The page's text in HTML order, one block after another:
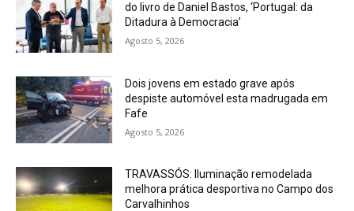
do livro de Daniel Bastos, ‘Portugal: da
Ditadura à Democracia’
Agosto 5, 2026
Dois jovens em estado grave após
despiste automóvel esta madrugada em
Fafe
Agosto 5, 2026
TRAVASSÓS: Iluminação remodelada
melhora prática desportiva no Campo dos
Carvalhinhos